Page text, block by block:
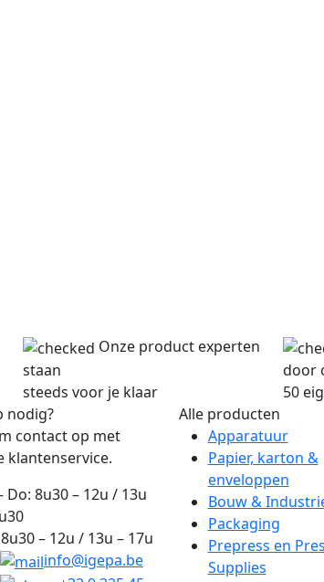
Onze product experten
staan
steeds voor je klaar
door
50
nodig?
contact op met
klantenservice.
Do: 8u30 – 12u / 13u
– 12u / 13u – 17u
info@igepa.be
Alle producten
Apparatuur
Papier, karton &
enveloppen
Bouw &
Packaging
Prepress en
Supplies